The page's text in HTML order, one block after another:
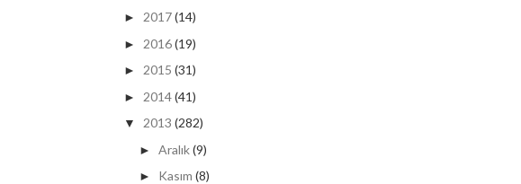
► 2017(14)
► 2016(19)
► 2015 (31)
► 2014(41)
▼ 2013 (282)
► Aralık(9)
► Kasım (8)